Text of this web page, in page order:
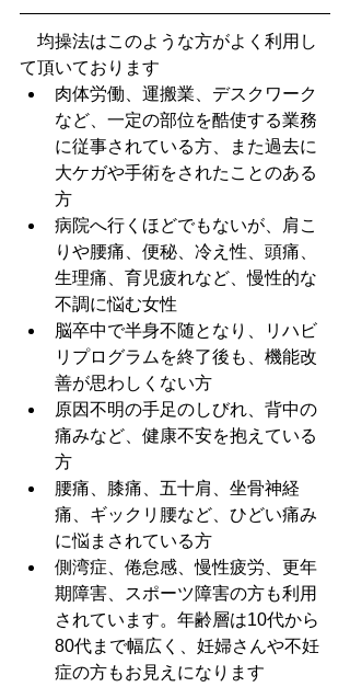
均操法はこのような方がよく利用し
て頂いております
肉体労働、運搬業、デスクワーク
など、一定の部位を酷使する業務
に従事されている方、また過去に
大ケガや手術をされたことのある
方
病院へ行くほどでもないが、肩こ
りや腰痛、便秘、冷え性、頭痛、
生理痛、育児疲れなど、慢性的な
不調に悩む女性
脳卒中で半身不随となり、リハビ
リプログラムを終了後も、機能改
善が思わしくない方
原因不明の手足のしびれ、背中の
痛みなど、健康不安を抱えている
方
腰痛、膝痛、五十肩、坐骨神経
痛、ギックリ腰など、ひどい痛み
に悩まされている方
側湾症、倦怠感、慢性疲労、更年
期障害、スポーツ障害の方も利用
されています。年齢層は10代から
80代まで幅広く、妊婦さんや不妊
症の方もお見えになります